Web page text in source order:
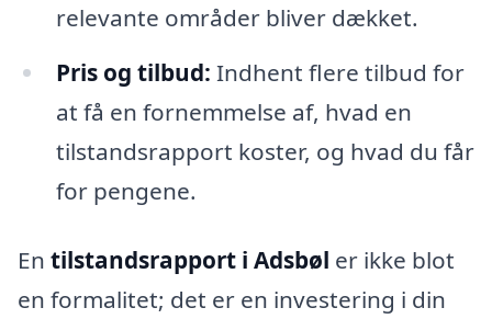
relevante områder bliver dækket.
Pris og tilbud: Indhent flere tilbud for
at få en fornemmelse af, hvad en
tilstandsrapport koster, og hvad du får
for pengene.
En tilstandsrapport i Adsbøl er ikke blot
en formalitet; det er en investering i din